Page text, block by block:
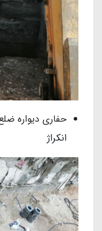
حفاری دیواره
انکراژ